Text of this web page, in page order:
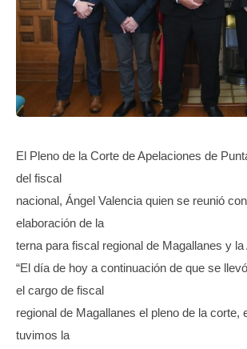
TRANSPARENCIA
El Pleno de la Corte de Apelaciones de
del fiscal
nacional, Ángel Valencia quien se reunió
elaboración de la
terna para fiscal regional de Magallanes y la
“El día de hoy a continuación de que se
el cargo de fiscal
regional de Magallanes el pleno de la
tuvimos la